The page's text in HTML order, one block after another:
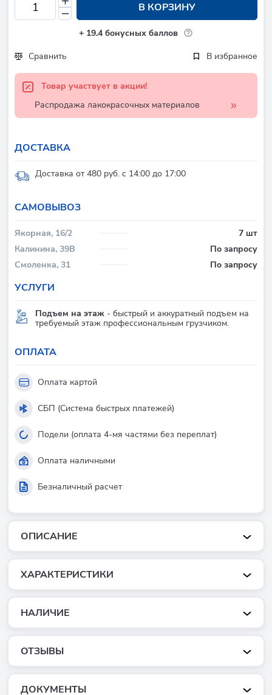
ОПИСАНИЕ
ХАРАКТЕРИСТИКИ
НАЛИЧИЕ
ОТЗЫВЫ
ДОКУМЕНТЫ
В КОРЗИНУ
+ 19.4 бонусных баллов
Сравнить
В избранное
Товар участвует в акции!
Распродажа лакокрасочных материалов
ДОСТАВКА
Доставка от 480 руб. с 14:00 до 17:00
CАМОВЫВОЗ
Якорная, 16/2
7 шт
Калинина, 39В
По запросу
Смоленка, 31
По запросу
УСЛУГИ
Подъем на этаж - быстрый и аккуратный подъем на
требуемый этаж профессиональным грузчиком.
ОПЛАТА
Оплата картой
СБП (Система быстрых платежей)
Подели (оплата 4-мя частями без переплат)
Оплата наличными
Безналичный расчет